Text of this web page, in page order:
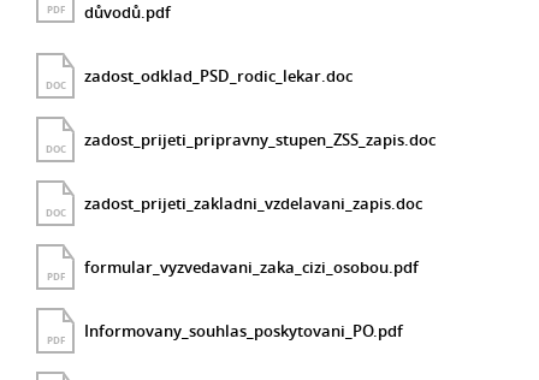
PDF
důvodů.pdf
DOC zadost_odklad_PSD_rodic_lekar.doc
DOC zadost_prijeti_pripravny_stupen_ZSS_zapis.doc
DOC zadost_prijeti_zakladni_vzdelavani_zapis.doc
PDF formular_vyzvedavani_zaka_cizi_osobou.pdf
PDF Informovany_souhlas_poskytovani_PO.pdf